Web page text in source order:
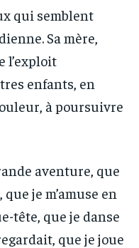
qui semblent
Sa mère,
l’exploit
enfants, en
à poursuivre
aventure, que
je m’amuse en
tête, que je danse
que je joue